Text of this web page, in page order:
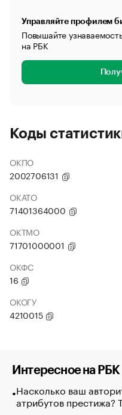
Управляйте профилем
Повышайте
на РБК
Коды
ОКПО
2002706131
ОКАТО
71401364000
ОКТМО
71701000001
ОКФС
16
ОКОГУ
4210015
Интересное на РБК
Насколько ваш
атрибутов престижа?